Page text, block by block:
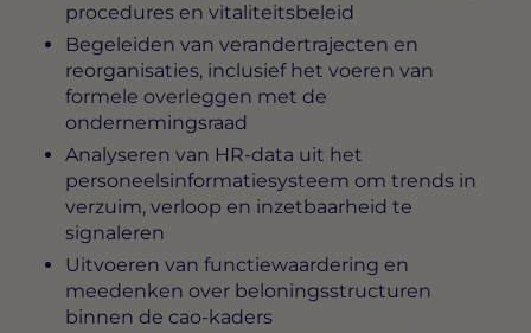
procedures en vitaliteitsbeleid
Begeleiden van verandertrajecten en
reorganisaties, inclusief het voeren van
formele overleggen met de
ondernemingsraad
Analyseren van HR-data uit het
personeelsinformatiesysteem om trends in
verzuim, verloop en inzetbaarheid te
signaleren
Uitvoeren van functiewaardering en
meedenken over beloningsstructuren
binnen de cao-kaders